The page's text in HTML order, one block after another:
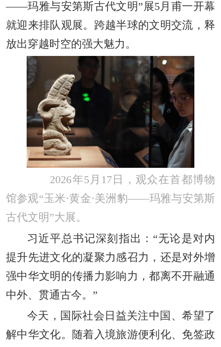
——玛雅与安第斯古代文明”展5月甫一开幕
就迎来排队观展。跨越半球的文明交流，释
放出穿越时空的强大魅力。
2026年5月17日，观众在首都博物
馆参观“玉米·黄金·美洲豹——玛雅与安第斯
古代文明”大展。
习近平总书记深刻指出：“无论是对内
提升先进文化的凝聚力感召力，还是对外增
强中华文明的传播力影响力，都离不开融通
中外、贯通古今。”
今天，国际社会日益关注中国、希望了
解中华文化。随着入境旅游便利化、免签政